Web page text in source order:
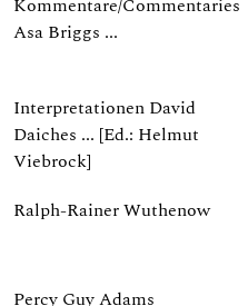
Kommentare/Commentaries
Asa Briggs ...
Interpretationen David
Daiches ... [Ed.: Helmut
Viebrock]
Ralph-Rainer Wuthenow
Percy Guy Adams